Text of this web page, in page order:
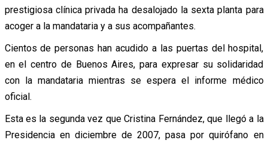
prestigiosa clínica privada ha desalojado la sexta planta para
acoger a la mandataria y a sus acompañantes.
Cientos de personas han acudido a las puertas del hospital,
en el centro de Buenos Aires, para expresar su solidaridad
con la mandataria mientras se espera el informe médico
oficial.
Esta es la segunda vez que Cristina Fernández, que llegó a la
Presidencia en diciembre de 2007, pasa por quirófano en